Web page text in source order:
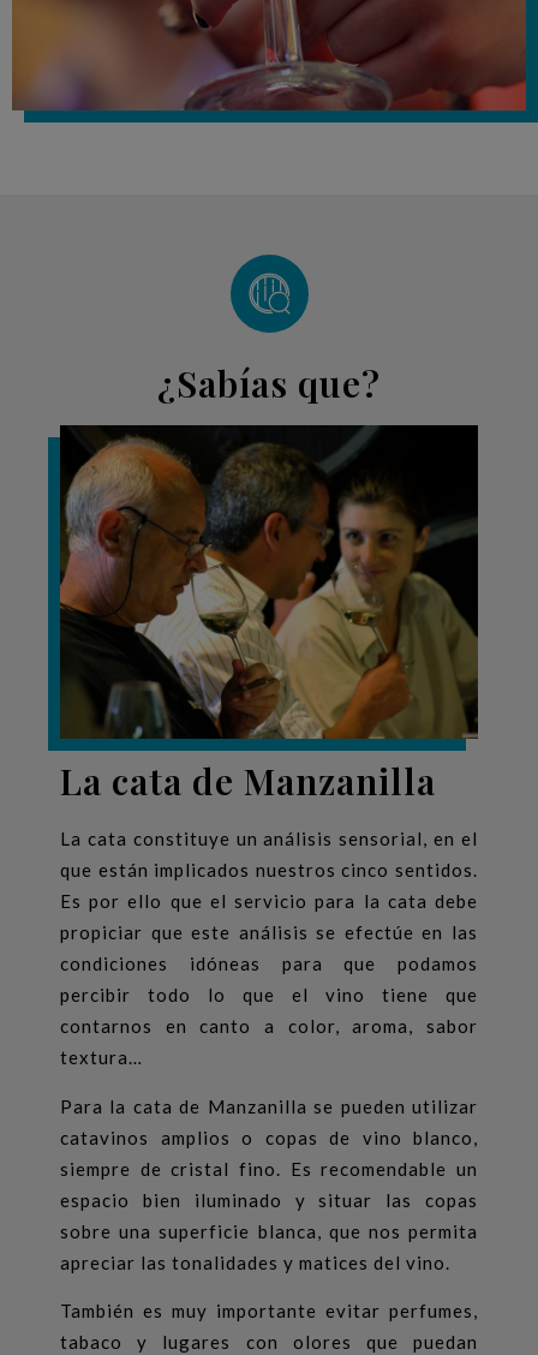
¿Sabías que?
La cata de Manzanilla
La cata constituye un análisis sensorial, en el
que están implicados nuestros cinco sentidos.
Es por ello que el servicio para la cata debe
propiciar que este análisis se efectúe en las
condiciones idóneas para que podamos
percibir todo lo que el vino tiene que
contarnos en canto a color, aroma, sabor
textura…
Para la cata de Manzanilla se pueden utilizar
catavinos amplios o copas de vino blanco,
siempre de cristal fino. Es recomendable un
espacio bien iluminado y situar las copas
sobre una superficie blanca, que nos permita
apreciar las tonalidades y matices del vino.
También es muy importante evitar perfumes,
tabaco y lugares con olores que puedan